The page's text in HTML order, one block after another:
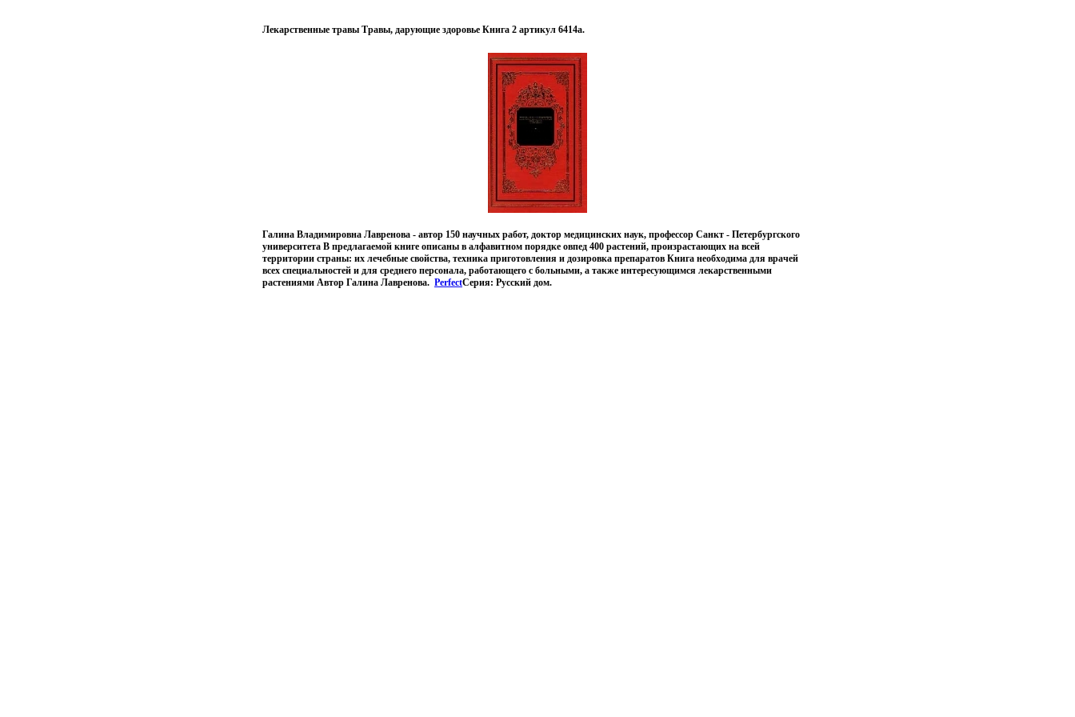
Лекарственные травы Травы, дарующие здоровье Книга 2 артикул 6414a.
Галина Владимировна Лавренова - автор 150 научных работ, доктор медицинских наук, профессор Санкт - Петербургского
университета В предлагаемой книге описаны в алфавитном порядке овпед 400 растений, произрастающих на всей
территории страны: их лечебные свойства, техника приготовления и дозировка препаратов Книга необходима для врачей
всех специальностей и для среднего персонала, работающего с больными, а также интересующимся лекарственными
растениями Автор Галина Лавренова. PerfectСерия: Русский дом.